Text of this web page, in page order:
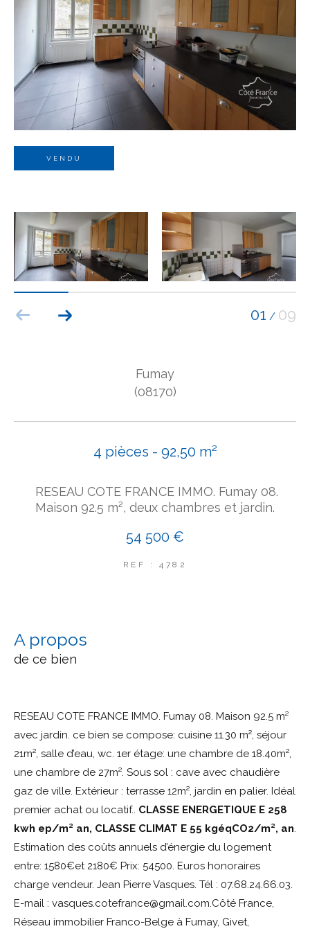
VENDU
01 / 09
Fumay
(08170)
4 pièces - 92,50 m²
RESEAU COTE FRANCE IMMO. Fumay 08.
Maison 92.5 m², deux chambres et jardin.
54 500 €
REF : 4782
a propos
de ce bien
RESEAU COTE FRANCE IMMO. Fumay 08. Maison 92.5 m²
avec jardin. ce bien se compose: cuisine 11.30 m², séjour
21m², salle d’eau, wc. 1er étage: une chambre de 18.40m²,
une chambre de 27m². Sous sol : cave avec chaudière
gaz de ville. Extérieur : terrasse 12m², jardin en palier. Idéal
premier achat ou locatif.. CLASSE ENERGETIQUE E 258
kwh ep/m² an, CLASSE CLIMAT E 55 kgéqCO2/m², an
Estimation des coûts annuels d’énergie du logement
entre: 1580€et 2180€ Prix: 54500. Euros honoraires
charge vendeur. Jean Pierre Vasques. Tél : 07.68.24.66.03.
E-mail : vasques.cotefrance@gmail.com.Côté France,
Réseau immobilier Franco-Belge à Fumay, Givet,
Budget
Budget
Surface
Surface
Pièces
Référence
AFFINER LES CRITÈRES
TERRASSE PARKING PISCINE